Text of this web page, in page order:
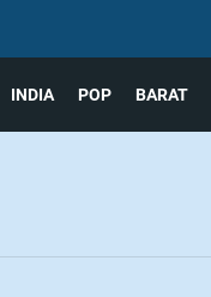
INDIA POP BARAT